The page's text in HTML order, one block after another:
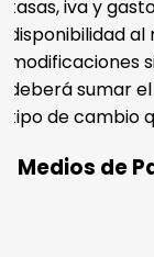
iva y
al
sin
sumar el
de cambio
de